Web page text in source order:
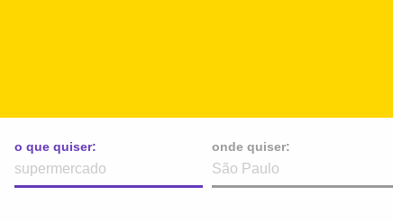
o que quiser:
onde quiser: